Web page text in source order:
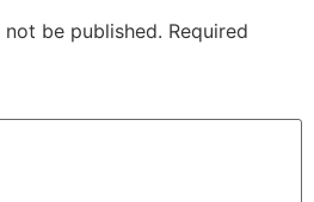
be published. Required